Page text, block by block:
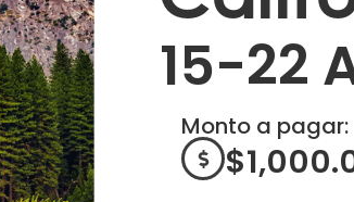
15-22
Monto a pagar:
$